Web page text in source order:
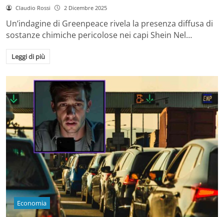
Claudio Rossi 2 Dicembre 2025
Un’indagine di Greenpeace rivela la presenza diffusa di
sostanze chimiche pericolose nei capi Shein Nel…
Leggi di più
Economia